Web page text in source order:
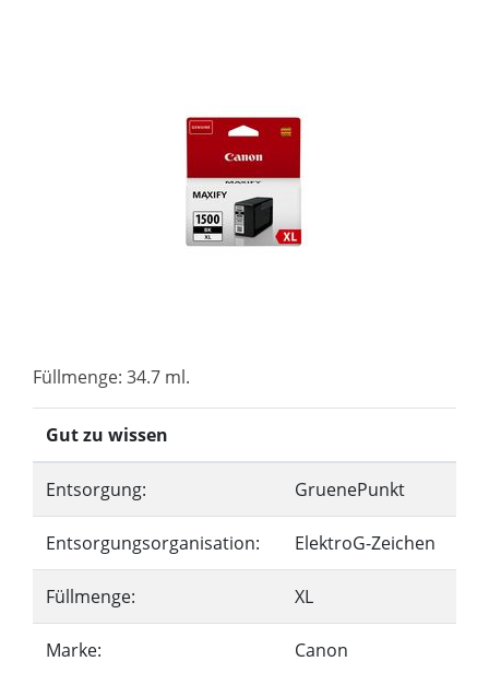
Füllmenge: 34.7 ml.
Gut zu wissen
Entsorgung: GruenePunkt
Entsorgungsorganisation: ElektroG-Zeichen
Füllmenge: XL
Marke: Canon